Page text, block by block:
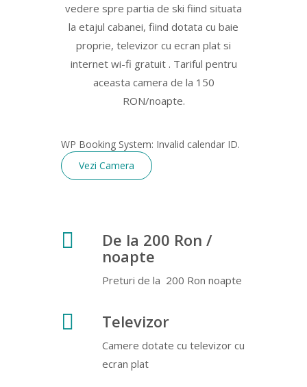
vedere spre partia de ski fiind situata
la etajul cabanei, fiind dotata cu baie
proprie, televizor cu ecran plat si
internet wi-fi gratuit . Tariful pentru
aceasta camera de la 150
RON/noapte.
WP Booking System: Invalid calendar ID.
Vezi Camera
De la 200 Ron /
noapte
Preturi de la 200 Ron noapte
Televizor
Camere dotate cu televizor cu
ecran plat